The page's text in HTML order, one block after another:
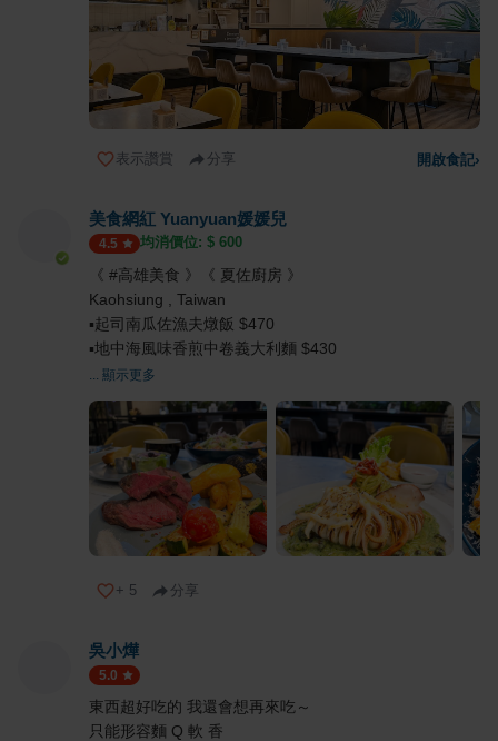
表示讚賞 分享 開啟食記›
美食網紅 Yuanyuan媛媛兒
4.5 均消價位: $ 600
《 #高雄美食 》《 夏佐廚房 》
Kaohsiung , Taiwan
▪️起司南瓜佐漁夫燉飯 $470
▪️地中海風味香煎中卷義大利麵 $430
... 顯示更多
+ 5 分享
吳小燁
5.0
東西超好吃的 我還會想再來吃～
只能形容麵 Q 軟 香